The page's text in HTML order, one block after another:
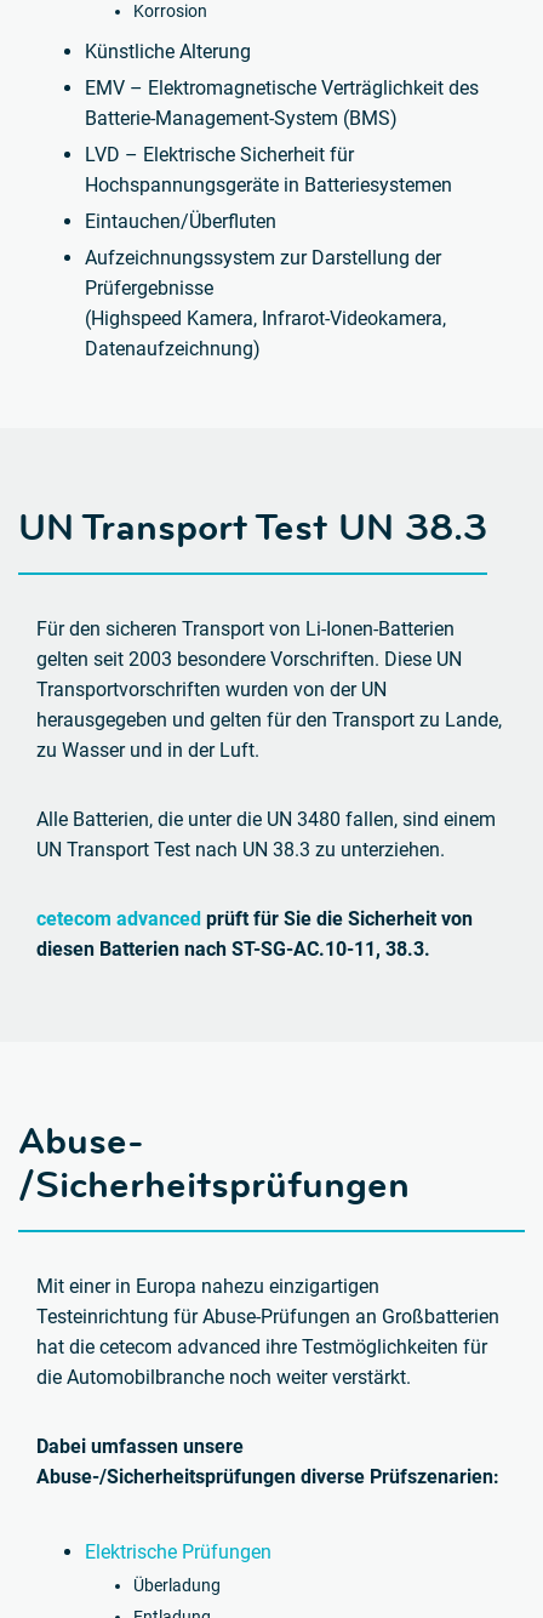
Korrosion
Künstliche Alterung
EMV – Elektromagnetische Verträglichkeit des
Batterie-Management-System (BMS)
LVD – Elektrische Sicherheit für
Hochspannungsgeräte in Batteriesystemen
Eintauchen/Überfluten
Aufzeichnungssystem zur Darstellung der
Prüfergebnisse
(Highspeed Kamera, Infrarot-Videokamera,
Datenaufzeichnung)
UN Transport Test UN 38.3
Für den sicheren Transport von Li-Ionen-Batterien
gelten seit 2003 besondere Vorschriften. Diese UN
Transportvorschriften wurden von der UN
herausgegeben und gelten für den Transport zu Lande,
zu Wasser und in der Luft.
Alle Batterien, die unter die UN 3480 fallen, sind einem
UN Transport Test nach UN 38.3 zu unterziehen.
cetecom advanced prüft für Sie die Sicherheit von
diesen Batterien nach ST-SG-AC.10-11, 38.3.
Abuse-
/Sicherheitsprüfungen
Mit einer in Europa nahezu einzigartigen
Testeinrichtung für Abuse-Prüfungen an Großbatterien
hat die cetecom advanced ihre Testmöglichkeiten für
die Automobilbranche noch weiter verstärkt.
Dabei umfassen unsere
Abuse-/Sicherheitsprüfungen diverse Prüfszenarien:
Elektrische Prüfungen
Überladung